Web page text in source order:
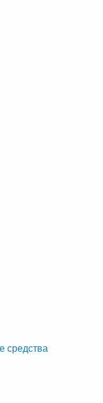
средства